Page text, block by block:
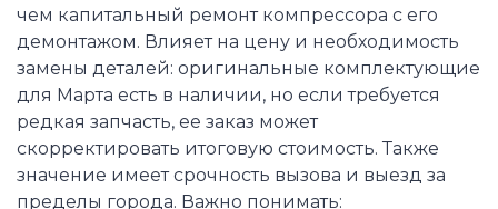
чем капитальный ремонт компрессора с его
демонтажом. Влияет на цену и необходимость
замены деталей: оригинальные комплектующие
для Марта есть в наличии, но если требуется
редкая запчасть, ее заказ может
скорректировать итоговую стоимость. Также
значение имеет срочность вызова и выезд за
пределы города. Важно понимать: